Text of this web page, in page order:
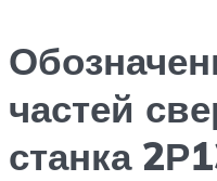
частей
станка